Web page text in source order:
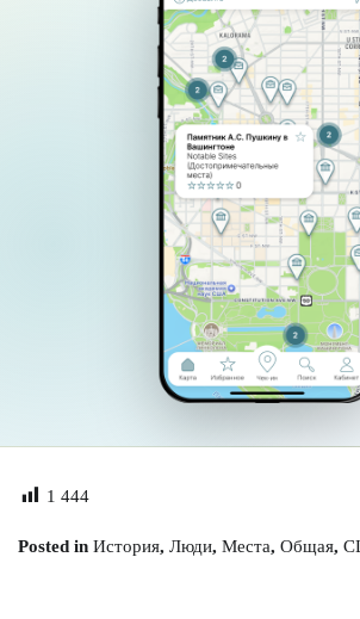
1 444
Posted in История, Люди, Места, Общая,